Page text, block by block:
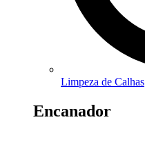
Limpeza de Calhas
Encanador